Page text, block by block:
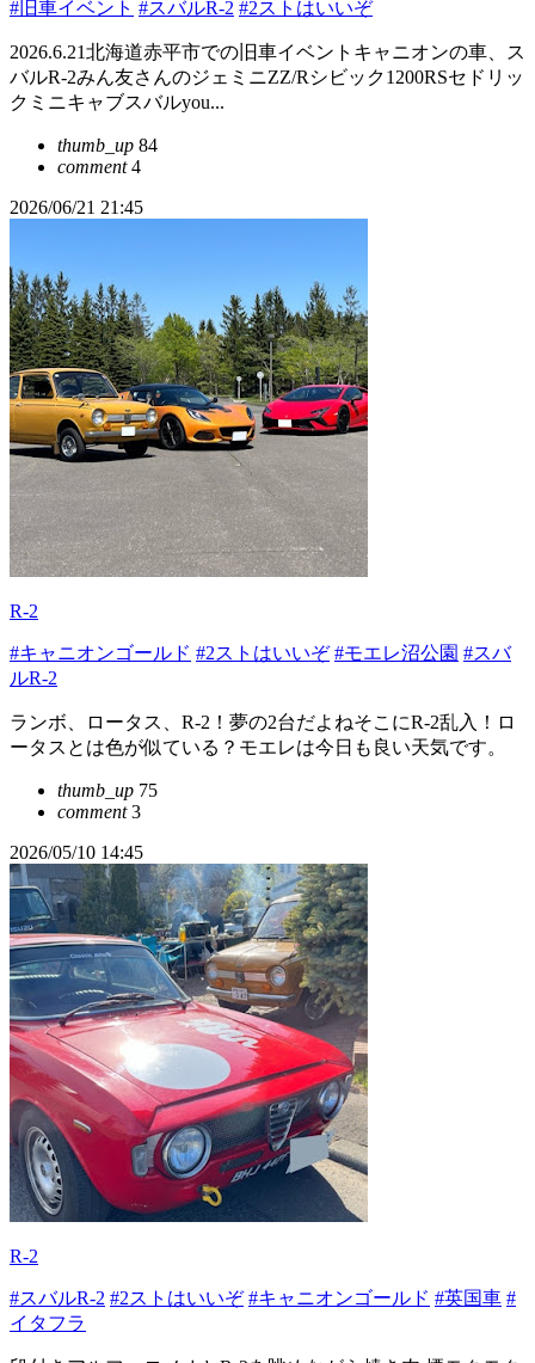
#旧車イベント #スバルR-2 #2ストはいいぞ
2026.6.21北海道赤平市での旧車イベントキャニオンの車、ス
バルR-2みん友さんのジェミニZZ/Rシビック1200RSセドリッ
クミニキャブスバルyou...
thumb_up 84
comment4
2026/06/21 21:45
R-2
#キャニオンゴールド #2ストはいいぞ #モエレ沼公園 #スバ
ルR-2
ランボ、ロータス、R-2！夢の2台だよねそこにR-2乱入！ロ
ータスとは色が似ている？モエレは今日も良い天気です。
thumb_up 75
comment3
2026/05/10 14:45
R-2
#スバルR-2 #2ストはいいぞ #キャニオンゴールド #英国車 #
イタフラ